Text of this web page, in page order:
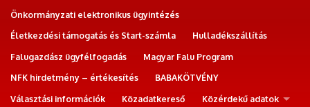
Önkormányzati elektronikus ügyintézés
Életkezdési támogatás és Start-számla
Hulladékszállítás
Falugazdász ügyfélfogadás
Magyar Falu Program
NFK hirdetmény – értékesítés
BABAKÖTVÉNY
Választási információk
Közadatkereső
Közérdekű adatok